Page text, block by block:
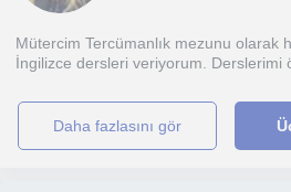
Mütercim Tercümanlık mezunu olarak
İngilizce dersleri veriyorum. Derslerimi
daha fazlasını gör